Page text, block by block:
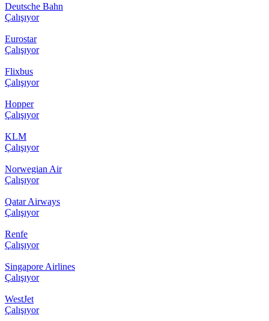
Deutsche Bahn
Çalışıyor
Eurostar
Çalışıyor
Flixbus
Çalışıyor
Hopper
Çalışıyor
KLM
Çalışıyor
Norwegian Air
Çalışıyor
Qatar Airways
Çalışıyor
Renfe
Çalışıyor
Singapore Airlines
Çalışıyor
WestJet
Çalışıyor